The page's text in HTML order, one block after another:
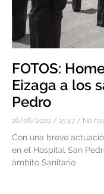
FOTOS:
Eizaga a los
Pedro
16/06/2020 15:47 No
Con una breve
en el Hospital San
ámbito Sanitario